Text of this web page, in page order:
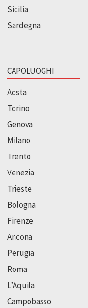
Sicilia
Sardegna
CAPOLUOGHI
Aosta
Torino
Genova
Milano
Trento
Venezia
Trieste
Bologna
Firenze
Ancona
Perugia
Roma
L’Aquila
Campobasso